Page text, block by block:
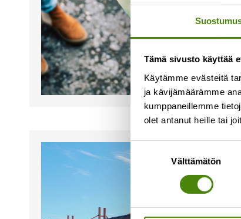
Tämä sivusto käyttää
Käytämme evästeitä
ja kävijämäärämme
kumppaneillemme
olet antanut heille tai
valinta
Välttämätön